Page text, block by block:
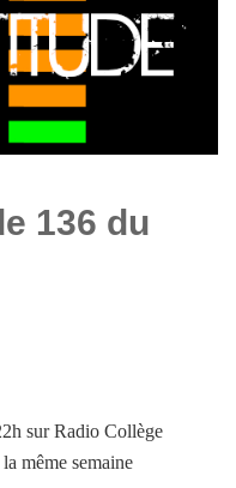
136 du
sur Radio Collège
même semaine